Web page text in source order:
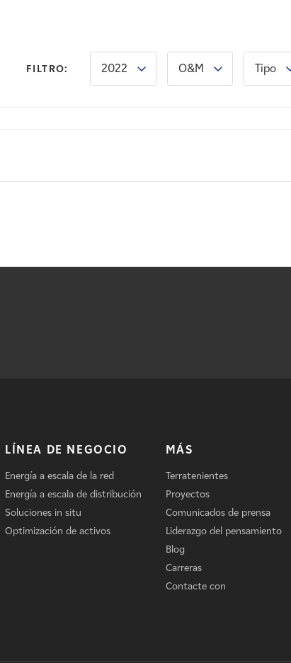
FILTRO: 2022 O&M Tipo
LÍNEA DE NEGOCIO
Energía a escala de la red
Energía a escala de distribución
Soluciones in situ
Optimización de activos
MÁS
Terratenientes
Proyectos
Comunicados de prensa
Liderazgo del pensamiento
Blog
Carreras
Contacte con